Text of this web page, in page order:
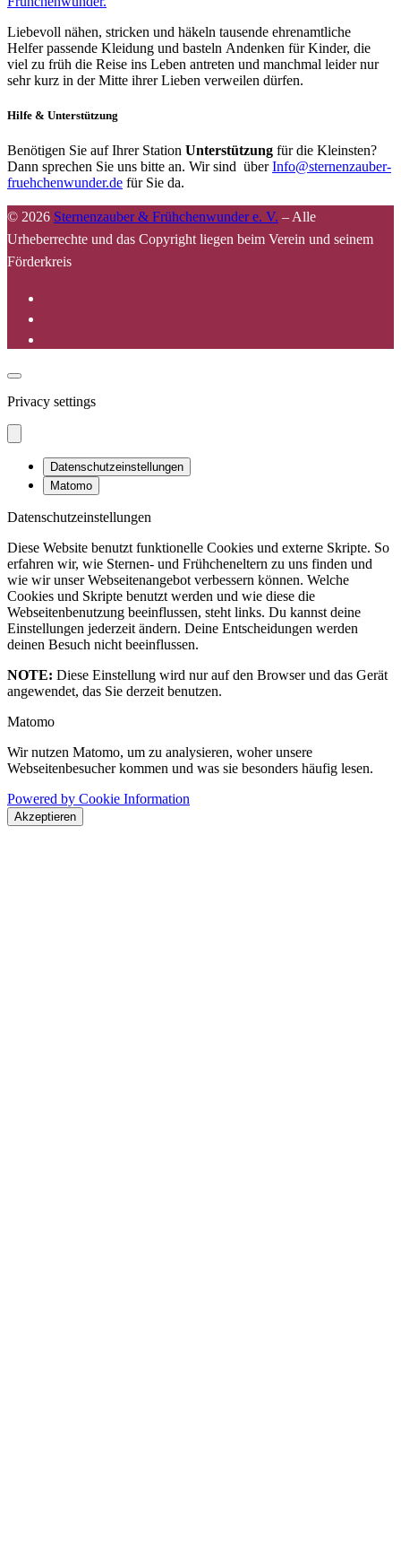
Liebevoll nähen, stricken und häkeln tausende ehrenamtliche
Helfer passende Kleidung und basteln Andenken für Kinder, die
viel zu früh die Reise ins Leben antreten und manchmal leider nur
sehr kurz in der Mitte ihrer Lieben verweilen dürfen.
Hilfe & Unterstützung
Benötigen Sie auf Ihrer Station Unterstützung für die Kleinsten?
Dann sprechen Sie uns bitte an. Wir sind überInfo@sternenzauber-
fruehchenwunder.de für Sie da.
© 2026 Sternenzauber & Frühchenwunder e. V. – Alle
Urheberrechte und das Copyright liegen beim Verein und seinem
Förderkreis
Privacy settings
Datenschutzeinstellungen
Matomo
Datenschutzeinstellungen
Diese Website benutzt funktionelle Cookies und externe Skripte. So
erfahren wir, wie Sternen- und Frühcheneltern zu uns finden und
wie wir unser Webseitenangebot verbessern können. Welche
Cookies und Skripte benutzt werden und wie diese die
Webseitenbenutzung beeinflussen, steht links. Du kannst deine
Einstellungen jederzeit ändern. Deine Entscheidungen werden
deinen Besuch nicht beeinflussen.
NOTE: Diese Einstellung wird nur auf den Browser und das Gerät
angewendet, das Sie derzeit benutzen.
Matomo
Wir nutzen Matomo, um zu analysieren, woher unsere
Webseitenbesucher kommen und was sie besonders häufig lesen.
Powered by Cookie Information
Akzeptieren